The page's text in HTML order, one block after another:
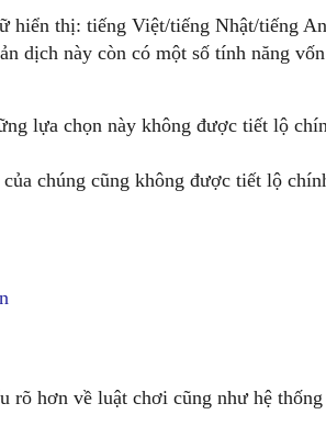
hiển thị: tiếng Việt/tiếng Nhật/tiếng
dịch này còn có một số tính năng
lựa chọn này không được tiết lộ
chúng cũng không được tiết lộ
hơn về luật chơi cũng như hệ thống